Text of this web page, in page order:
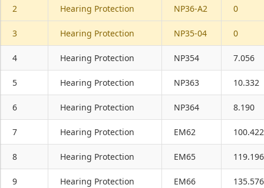
2 Hearing Protection NP36-A2 0
3 Hearing Protection NP35-04 0
4 Hearing Protection NP354 7.056
5 Hearing Protection NP363 10.332
6 Hearing Protection NP364 8.190
7 Hearing Protection EM62 100.422
8 Hearing Protection EM65 119.196
9 Hearing Protection EM66 135.576